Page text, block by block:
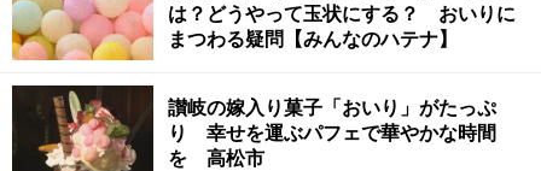
は？どうやって玉状にする？ おいりに
まつわる疑問【みんなのハテナ】
讃岐の嫁入り菓子「おいり」がたっぷ
り 幸せを運ぶパフェで華やかな時間
を 高松市